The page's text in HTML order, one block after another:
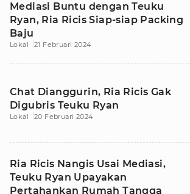
Mediasi Buntu dengan Teuku
Ryan, Ria Ricis Siap-siap Packing
Baju
Lokal 21 Februari 2024
Chat Dianggurin, Ria Ricis Gak
Digubris Teuku Ryan
Lokal 20 Februari 2024
Ria Ricis Nangis Usai Mediasi,
Teuku Ryan Upayakan
Pertahankan Rumah Tangga